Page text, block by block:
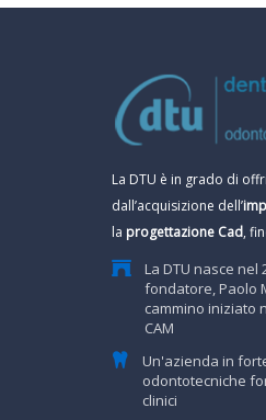
La DTU è in grado di
dall’acquisizione dell’
la progettazione Cad,
La DTU nasce nel
fondatore, Paolo
cammino iniziato
CAM
Un'azienda in
odontotecniche
clinici